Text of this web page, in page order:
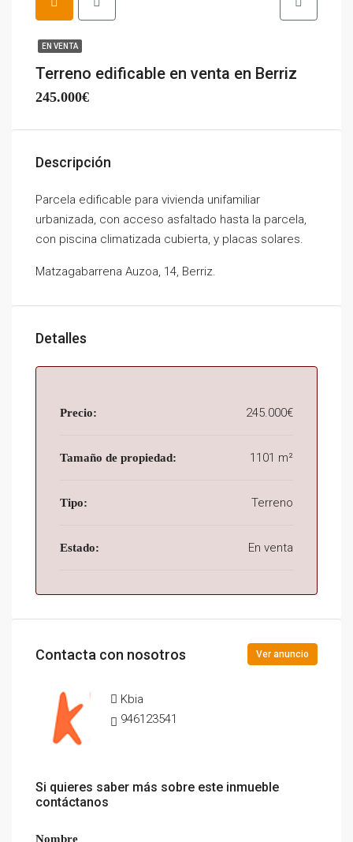
EN VENTA
Terreno edificable en venta en Berriz
245.000€
Descripción
Parcela edificable para vivienda unifamiliar
urbanizada, con acceso asfaltado hasta la parcela,
con piscina climatizada cubierta, y placas solares.
Matzagabarrena Auzoa, 14, Berriz.
Detalles
Precio: 245.000€
Tamaño de propiedad: 1101 m²
Tipo: Terreno
Estado: En venta
Contacta con nosotros Ver anuncio
Kbia
946123541
Si quieres saber más sobre este inmueble
contáctanos
Nombre